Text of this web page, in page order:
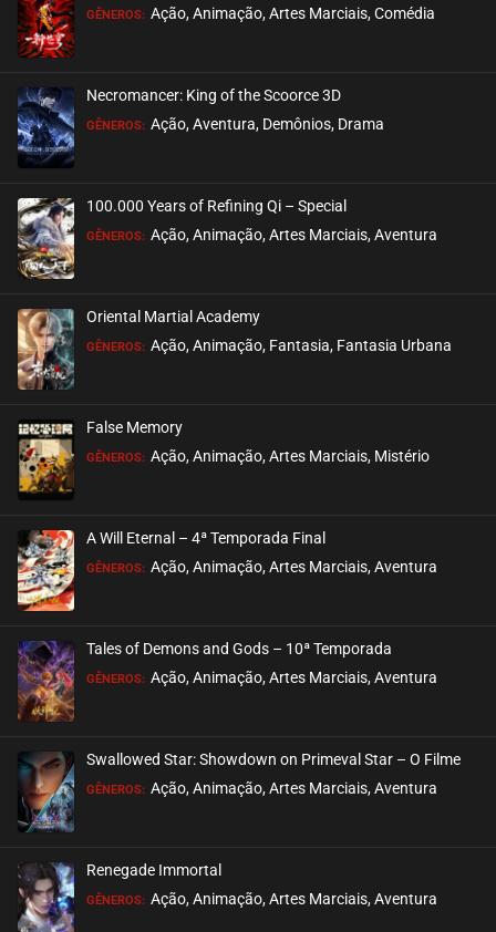
ASSISTIDO
ASSISTIDO
ASSISTIDO
GÊNEROS: Ação, Animação, Artes Marciais, Comédia
Necromancer: King of the Scoorce 3D
GÊNEROS: Ação, Aventura, Demônios, Drama
100.000 Years of Refining Qi – Special
GÊNEROS: Ação, Animação, Artes Marciais, Aventura
Oriental Martial Academy
GÊNEROS: Ação, Animação, Fantasia, Fantasia Urbana
False Memory
GÊNEROS: Ação, Animação, Artes Marciais, Mistério
A Will Eternal – 4ª Temporada Final
GÊNEROS: Ação, Animação, Artes Marciais, Aventura
Tales of Demons and Gods – 10ª Temporada
GÊNEROS: Ação, Animação, Artes Marciais, Aventura
Swallowed Star: Showdown on Primeval Star – O Filme
GÊNEROS: Ação, Animação, Artes Marciais, Aventura
Renegade Immortal
GÊNEROS: Ação, Animação, Artes Marciais, Aventura